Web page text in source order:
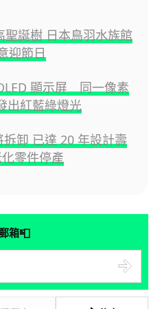
聖誕樹 日本鳥羽水族館
迎節日
顯示屏 同一像素
出紅藍綠燈光
卸 已達 20 年設計壽
零件停產
箱📮